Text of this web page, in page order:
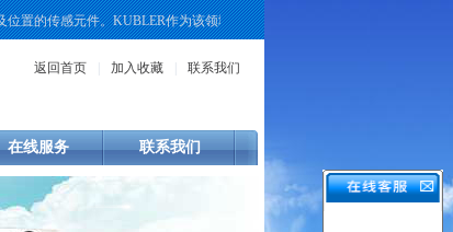
的传感元件。KUBLER作为该领域的一个品牌，其产品线覆盖了增量式
返回首页 加入收藏 联系我们
在线服务 联系我们